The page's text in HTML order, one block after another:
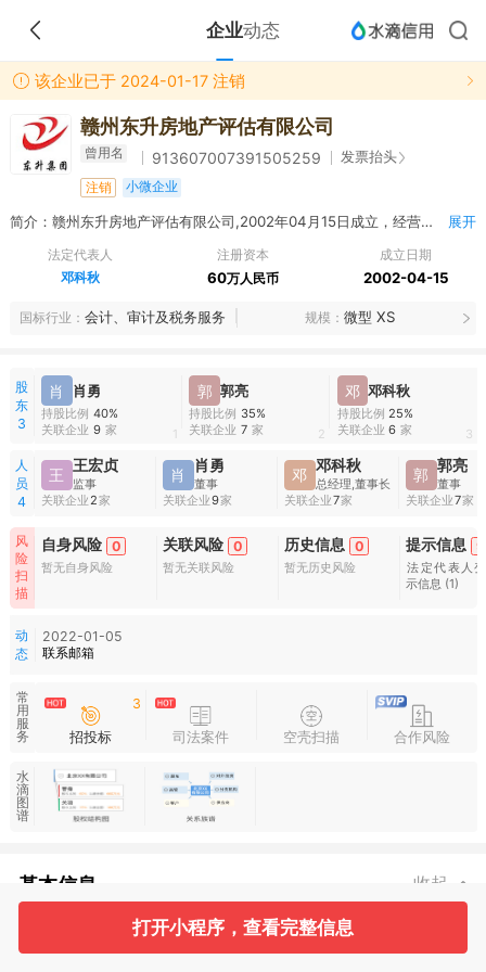
企业动态
该企业已于 2024-01-17 注销
赣州东升房地产评估有限公司
曾用名 913607007391505259 发票抬头
注销 小微企业
简介：赣州东升房地产评估有限公司,2002年04月15日成立，经营范围包括一般项目：房地产评估，土地调查评估服务，资产评估（除许可业务外，可自主依法经营法律法规非禁止或限制的项目） 展开
法定代表人
邓科秋
注册资本
60万人民币
成立日期
2002-04-15
国标行业 会计、审计及税务服务 规模 微型 XS
股
东
3
肖 肖勇
持股比例 40%
关联企业 9 家 1
郭 郭亮
持股比例 35%
关联企业 7 家 2
邓 邓科秋
持股比例 25%
关联企业 6 家 3
人
员
4
王 王宏贞
监事
关联企业2家
肖 肖勇
董事
关联企业9家
邓 邓科秋
总经理,董事长
关联企业7家
郭 郭亮
董事
关联企业7家
风
险
扫
描
自身风险 0
暂无自身风险
关联风险 0
暂无关联风险
历史信息 0
暂无历史风险
提示信息 9
法定代表人
示信息 (1)
动
态
2022-01-05
联系邮箱
常
用
服
务
3
招投标 司法案件 空壳扫描 合作风险
水
滴
图
谱
基本信息 收起
3 4
打开小程序，查看完整信息